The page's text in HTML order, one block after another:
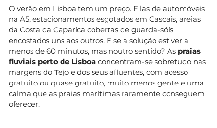
O verão em Lisboa tem um preço. Filas de automóveis
na A5, estacionamentos esgotados em Cascais, areias
da Costa da Caparica cobertas de guarda-sóis
encostados uns aos outros. E se a solução estiver a
menos de 60 minutos, mas noutro sentido? As praias
fluviais perto de Lisboa concentram-se sobretudo nas
margens do Tejo e dos seus afluentes, com acesso
gratuito ou quase gratuito, muito menos gente e uma
calma que as praias marítimas raramente conseguem
oferecer.